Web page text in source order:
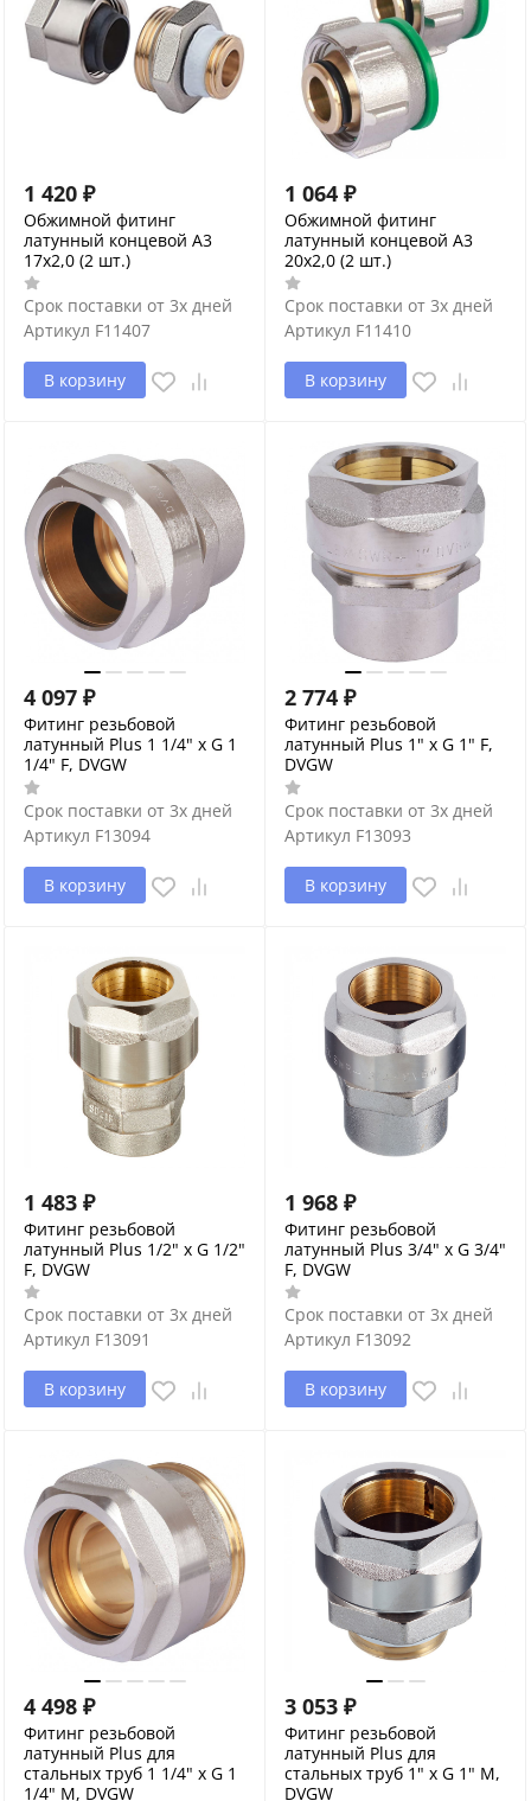
1 420 ₽
Обжимной фитинг
латунный концевой А3
17х2,0 (2 шт.)
Срок поставки от 3х дней
Артикул F11407
В корзину
1 064 ₽
Обжимной фитинг
латунный концевой А3
20х2,0 (2 шт.)
Срок поставки от 3х дней
Артикул F11410
В корзину
4 097 ₽
Фитинг резьбовой
латунный Plus 1 1/4" х G 1
1/4" F, DVGW
Срок поставки от 3х дней
Артикул F13094
В корзину
2 774 ₽
Фитинг резьбовой
латунный Plus 1" х G 1" F,
DVGW
Срок поставки от 3х дней
Артикул F13093
В корзину
1 483 ₽
Фитинг резьбовой
латунный Plus 1/2" х G 1/2"
F, DVGW
Срок поставки от 3х дней
Артикул F13091
В корзину
1 968 ₽
Фитинг резьбовой
латунный Plus 3/4" х G 3/4"
F, DVGW
Срок поставки от 3х дней
Артикул F13092
В корзину
4 498 ₽
Фитинг резьбовой
латунный Plus для
стальных труб 1 1/4" х G 1
1/4" M, DVGW
3 053 ₽
Фитинг резьбовой
латунный Plus для
стальных труб 1" х G 1" M,
DVGW